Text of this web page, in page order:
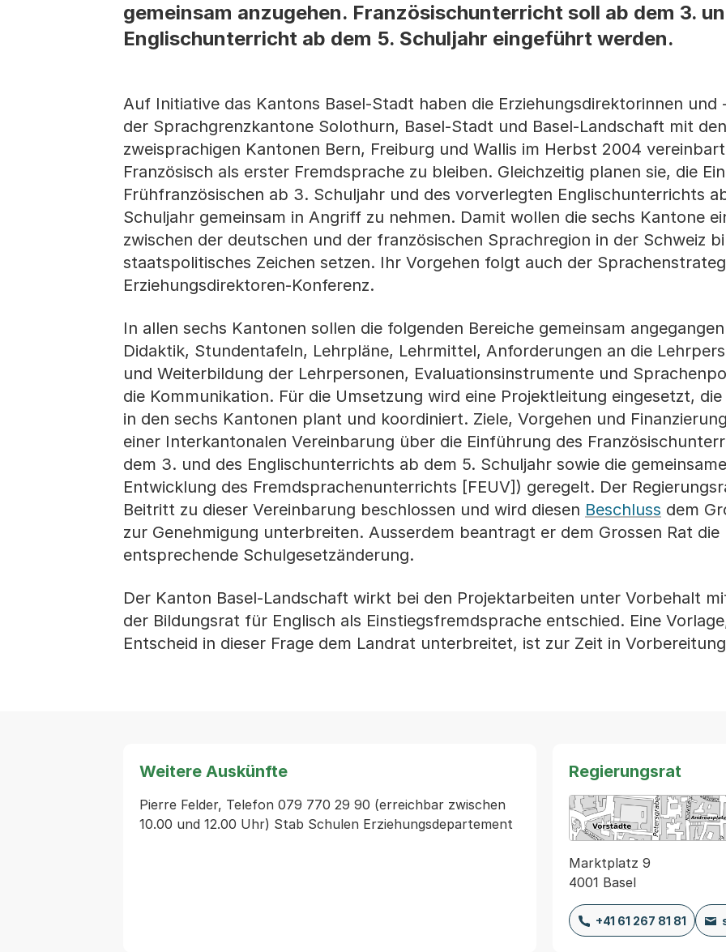
gemeinsam anzugehen. Französischunterricht soll ab dem 3.
Englischunterricht ab dem 5. Schuljahr eingeführt werden.
Auf Initiative das Kantons Basel-Stadt haben die Erziehungsdirektorinnen und
der Sprachgrenzkantone Solothurn, Basel-Stadt und Basel-Landschaft mit den
zweisprachigen Kantonen Bern, Freiburg und Wallis im Herbst 2004
Französisch als erster Fremdsprache zu bleiben. Gleichzeitig planen sie, die
Frühfranzösischen ab 3. Schuljahr und des vorverlegten Englischunterrichts
Schuljahr gemeinsam in Angriff zu nehmen. Damit wollen die sechs Kantone
zwischen der deutschen und der französischen Sprachregion in der Schweiz
staatspolitisches Zeichen setzen. Ihr Vorgehen folgt auch der
Erziehungsdirektoren-Konferenz.
In allen sechs Kantonen sollen die folgenden Bereiche gemeinsam
Didaktik, Stundentafeln, Lehrpläne, Lehrmittel, Anforderungen an die
und Weiterbildung der Lehrpersonen, Evaluationsinstrumente und
die Kommunikation. Für die Umsetzung wird eine Projektleitung eingesetzt,
in den sechs Kantonen plant und koordiniert. Ziele, Vorgehen und
einer Interkantonalen Vereinbarung über die Einführung des
dem 3. und des Englischunterrichts ab dem 5. Schuljahr sowie die gemeinsame
Entwicklung des Fremdsprachenunterrichts [FEUV]) geregelt. Der
Beitritt zu dieser Vereinbarung beschlossen und wird diesen Beschluss dem
zur Genehmigung unterbreiten. Ausserdem beantragt er dem Grossen Rat die
entsprechende Schulgesetzänderung.
Der Kanton Basel-Landschaft wirkt bei den Projektarbeiten unter Vorbehalt
der Bildungsrat für Englisch als Einstiegsfremdsprache entschied. Eine
Entscheid in dieser Frage dem Landrat unterbreitet, ist zur Zeit in
Weitere Auskünfte
Pierre Felder, Telefon 079 770 29 90 (erreichbar zwischen
10.00 und 12.00 Uhr) Stab Schulen Erziehungsdepartement
Regierungsrat
Marktplatz 9
4001 Basel
+41 61 267 81 81